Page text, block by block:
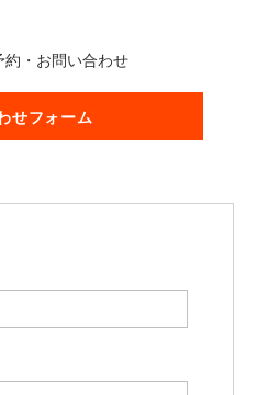
約・お問い合わせ
せフォーム